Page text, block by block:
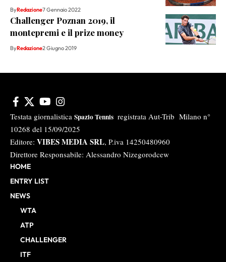
ByRedazione7 Gennaio 2022
Challenger Poznan 2019, il
montepremi e il prize money
ByRedazione2 Giugno 2019
Testata giornalistica Spazio Tennis registrata Aut-Trib Milano n°
10268 del 15/09/2025
Editore: VIBES MEDIA SRL, P.iva 14250480960
Direttore Responsabile: Alessandro Nizegorodcew
HOME
ENTRY LIST
NEWS
WTA
ATP
CHALLENGER
ITF